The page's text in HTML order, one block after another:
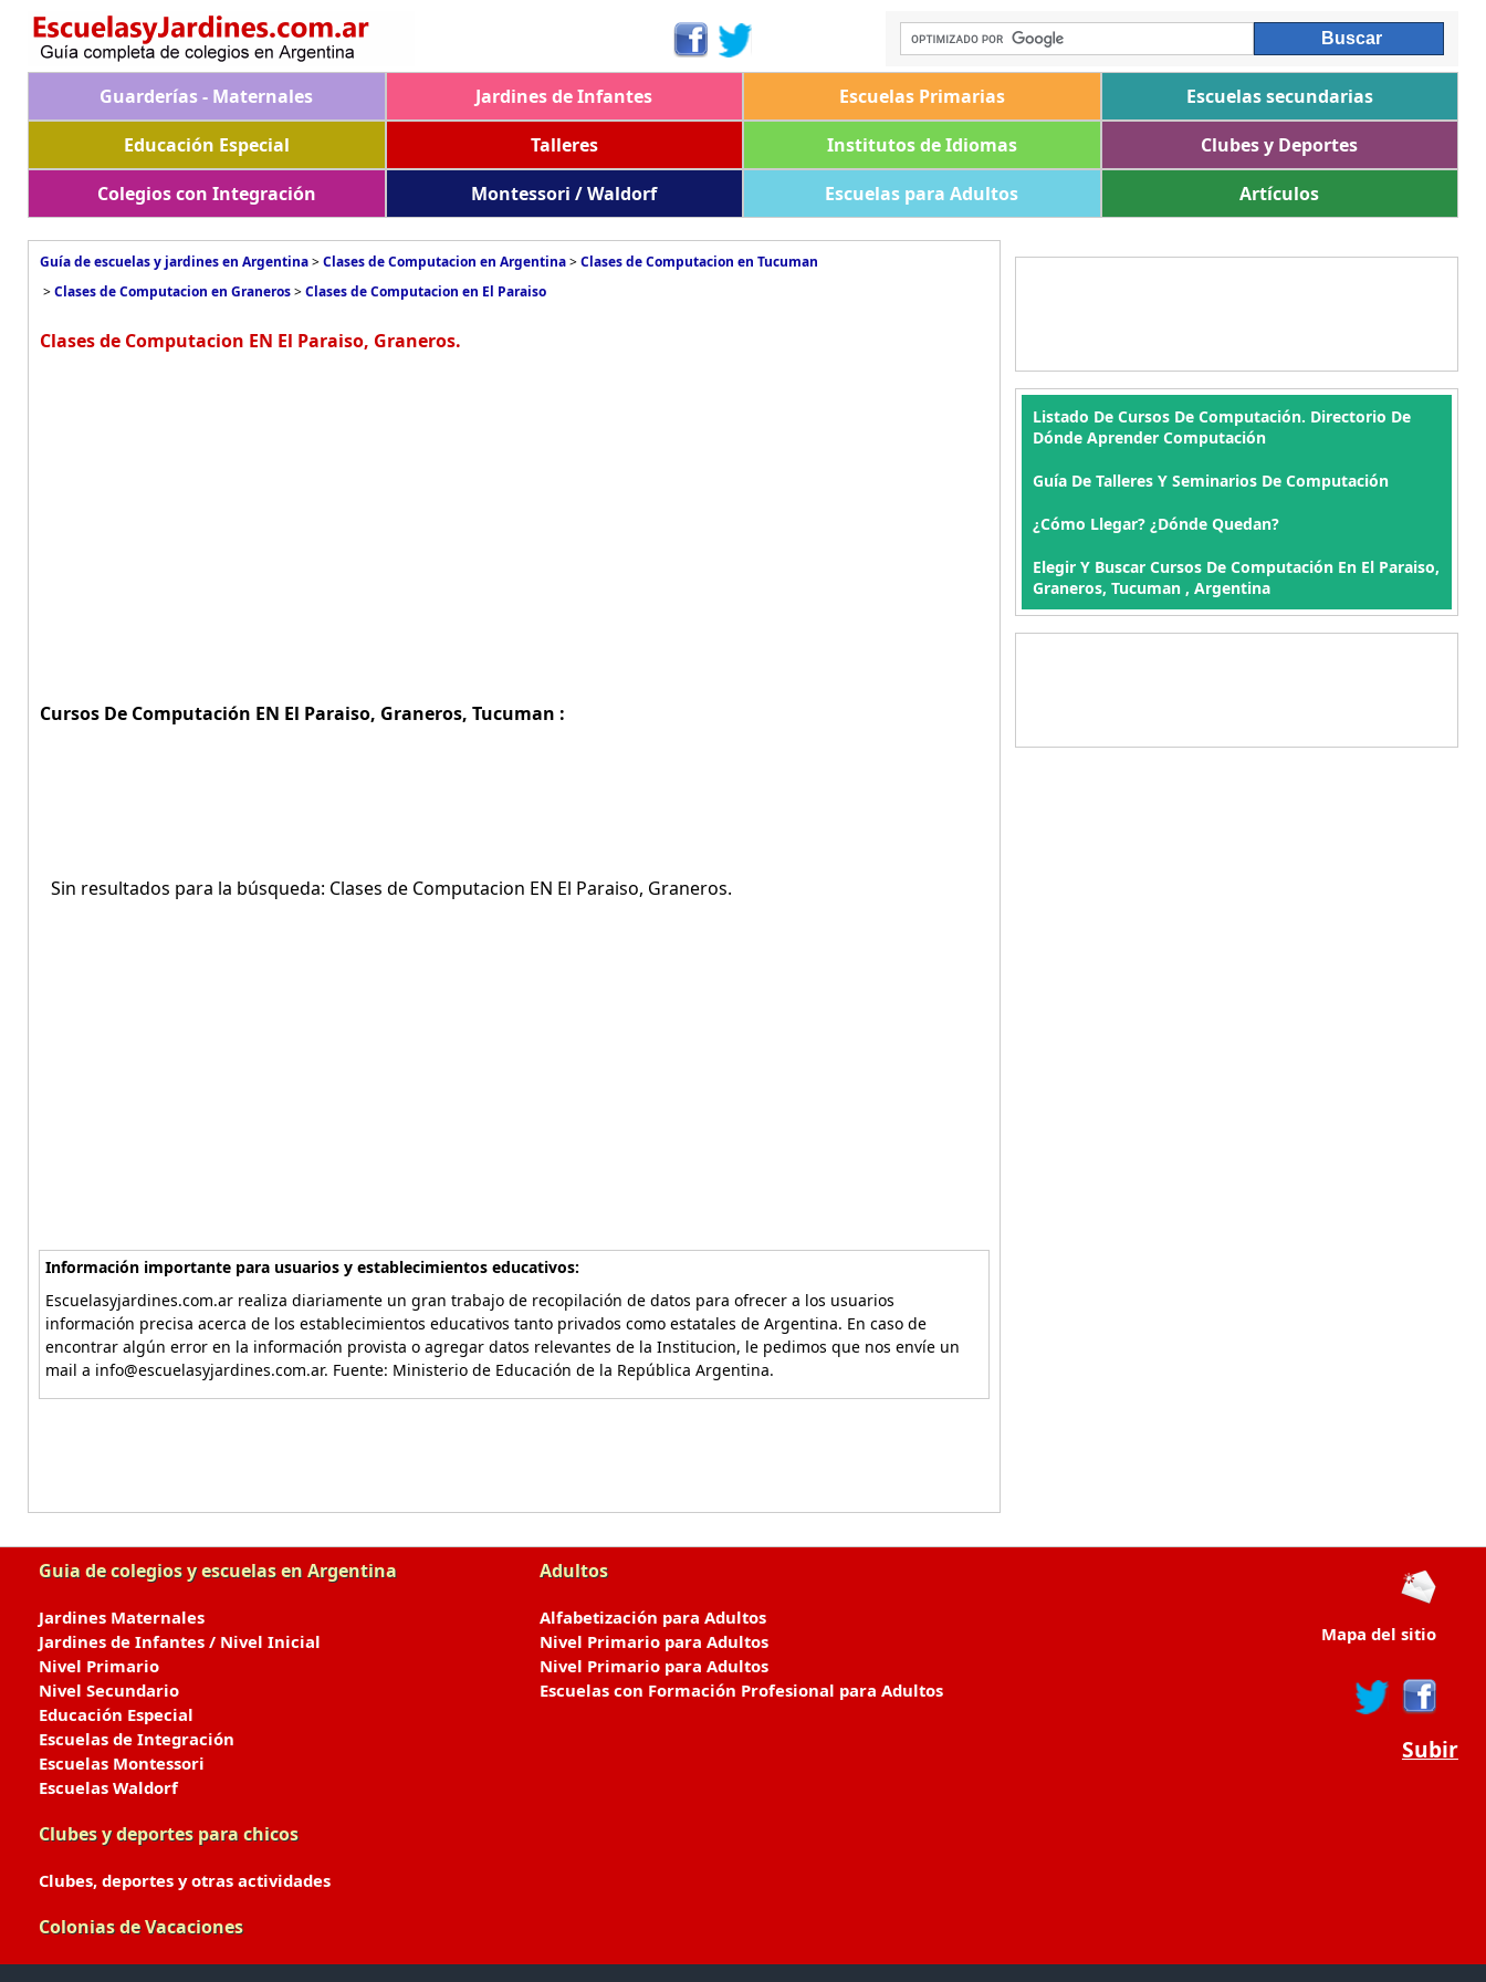
Guarderías - Maternales Jardines de Infantes Escuelas Primarias
Escuelas secundarias
Educación Especial
Talleres Institutos de Idiomas
Clubes y Deportes
Colegios con Integración
Montessori / Waldorf Escuelas para Adultos Artículos
Guía de escuelas y jardines en Argentina>Clases de Computacion en Argentina>Clases de Computacion en Tucuman
>Clases de Computacion en Graneros>Clases de Computacion en El Paraiso
Clases de Computacion EN El Paraiso, Graneros.
Cursos De Computación EN El Paraiso, Graneros, Tucuman :
Sin resultados para la búsqueda: Clases de Computacion EN El Paraiso, Graneros.
Información importante para usuarios y establecimientos educativos:
Escuelasyjardines.com.ar realiza diariamente un gran trabajo de recopilación de datos para ofrecer a los usuarios
información precisa acerca de los establecimientos educativos tanto privados como estatales de Argentina. En caso de
encontrar algún error en la información provista o agregar datos relevantes de la Institucion, le pedimos que nos envíe un
mail a info@escuelasyjardines.com.ar. Fuente: Ministerio de Educación de la República Argentina.
Listado De Cursos De Computación. Directorio De
Dónde Aprender Computación
Guía De Talleres Y Seminarios De Computación
¿Cómo Llegar? ¿Dónde Quedan?
Elegir Y Buscar Cursos De Computación En El Paraiso,
Graneros, Tucuman , Argentina
Guia de colegios y escuelas en Argentina
Jardines Maternales
Jardines de Infantes / Nivel Inicial
Nivel Primario
Nivel Secundario
Educación Especial
Escuelas de Integración
Escuelas Montessori
Escuelas Waldorf
Clubes y deportes para chicos
Clubes, deportes y otras actividades
Colonias de Vacaciones
Adultos
Alfabetización para Adultos
Nivel Primario para Adultos
Nivel Primario para Adultos
Escuelas con Formación Profesional para Adultos
Mapa del sitio
Subir